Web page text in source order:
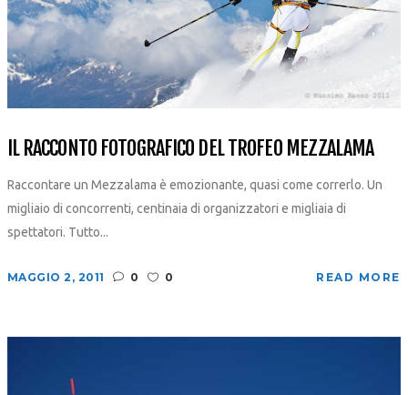
IL RACCONTO FOTOGRAFICO DEL TROFEO MEZZALAMA
Raccontare un Mezzalama è emozionante, quasi come correrlo. Un
migliaio di concorrenti, centinaia di organizzatori e migliaia di
spettatori. Tutto...
MAGGIO 2, 2011 0 0 READ MORE